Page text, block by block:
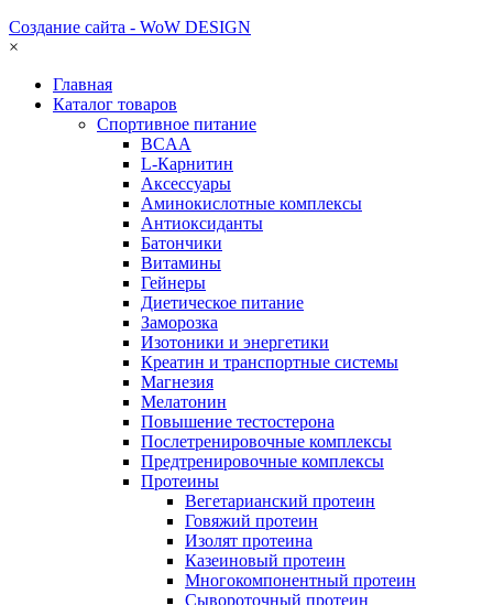
Создание сайта - WoW DESIGN
×
Главная
Каталог товаров
Спортивное питание
BCAA
L-Карнитин
Аксессуары
Аминокислотные комплексы
Антиоксиданты
Батончики
Витамины
Гейнеры
Диетическое питание
Заморозка
Изотоники и энергетики
Креатин и транспортные системы
Магнезия
Мелатонин
Повышение тестостерона
Послетренировочные комплексы
Предтренировочные комплексы
Протеины
Вегетарианский протеин
Говяжий протеин
Изолят протеина
Казеиновый протеин
Многокомпонентный протеин
Сывороточный протеин